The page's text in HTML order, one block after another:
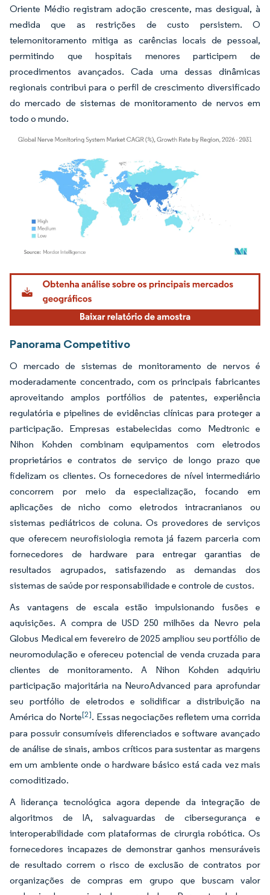
Oriente Médio registram adoção crescente, mas desigual, à
medida que as restrições de custo persistem. O
telemonitoramento mitiga as carências locais de pessoal,
permitindo que hospitais menores participem de
procedimentos avançados. Cada uma dessas dinâmicas
regionais contribui para o perfil de crescimento diversificado
do mercado de sistemas de monitoramento de nervos em
todo o mundo.
Imagem © Mordor Intelligence. O reuso requer atribuição conforme CC BY 4.0.
Panorama Competitivo
O mercado de sistemas de monitoramento de nervos é
moderadamente concentrado, com os principais fabricantes
aproveitando amplos portfólios de patentes, experiência
regulatória e pipelines de evidências clínicas para proteger a
participação. Empresas estabelecidas como Medtronic e
Nihon Kohden combinam equipamentos com eletrodos
proprietários e contratos de serviço de longo prazo que
fidelizam os clientes. Os fornecedores de nível intermediário
concorrem por meio da especialização, focando em
aplicações de nicho como eletrodos intracranianos ou
sistemas pediátricos de coluna. Os provedores de serviços
que oferecem neurofisiologia remota já fazem parceria com
fornecedores de hardware para entregar garantias de
resultados agrupados, satisfazendo as demandas dos
sistemas de saúde por responsabilidade e controle de custos.
As vantagens de escala estão impulsionando fusões e
aquisições. A compra de USD 250 milhões da Nevro pela
Globus Medical em fevereiro de 2025 ampliou seu portfólio de
neuromodulação e ofereceu potencial de venda cruzada para
clientes de monitoramento. A Nihon Kohden adquiriu
participação majoritária na NeuroAdvanced para aprofundar
seu portfólio de eletrodos e solidificar a distribuição na
América do Norte[2]. Essas negociações refletem uma corrida
para possuir consumíveis diferenciados e software avançado
de análise de sinais, ambos críticos para sustentar as margens
em um ambiente onde o hardware básico está cada vez mais
comoditizado.
A liderança tecnológica agora depende da integração de
algoritmos de IA, salvaguardas de cibersegurança e
interoperabilidade com plataformas de cirurgia robótica. Os
fornecedores incapazes de demonstrar ganhos mensuráveis
de resultado correm o risco de exclusão de contratos por
organizações de compras em grupo que buscam valor